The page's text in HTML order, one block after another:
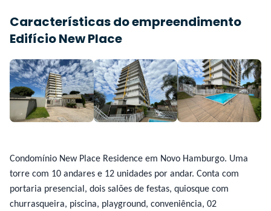
Características do empreendimento
Edifício New Place
Condomínio New Place Residence em Novo Hamburgo. Uma
torre com 10 andares e 12 unidades por andar. Conta com
portaria presencial, dois salões de festas, quiosque com
churrasqueira, piscina, playground, conveniência, 02